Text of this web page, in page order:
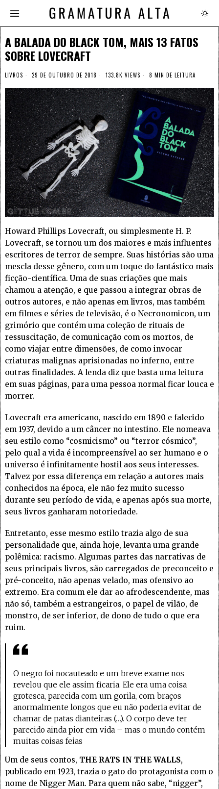
A BALADA DO BLACK TOM, MAIS 13 FATOS
SOBRE LOVECRAFT
LIVROS 29 DE OUTUBRO DE 2018 133.8K VIEWS 8 MIN DE LEITURA
Howard Phillips Lovecraft, ou simplesmente H. P.
Lovecraft, se tornou um dos maiores e mais influentes
escritores de terror de sempre. Suas histórias são uma
mescla desse gênero, com um toque do fantástico mais
ficção-científica. Uma de suas criações que mais
chamou a atenção, e que passou a integrar obras de
outros autores, e não apenas em livros, mas também
em filmes e séries de televisão, é o Necronomicon, um
grimório que contém uma coleção de rituais de
ressuscitação, de comunicação com os mortos, de
como viajar entre dimensões, de como invocar
criaturas malignas aprisionadas no inferno, entre
outras finalidades. A lenda diz que basta uma leitura
em suas páginas, para uma pessoa normal ficar louca e
morrer.
Lovecraft era americano, nascido em 1890 e falecido
em 1937, devido a um câncer no intestino. Ele nomeava
seu estilo como “cosmicismo” ou “terror cósmico”,
pelo qual a vida é incompreensível ao ser humano e o
universo é infinitamente hostil aos seus interesses.
Talvez por essa diferença em relação a autores mais
conhecidos na época, ele não fez muito sucesso
durante seu período de vida, e apenas após sua morte,
seus livros ganharam notoriedade.
Entretanto, esse mesmo estilo trazia algo de sua
personalidade que, ainda hoje, levanta uma grande
polêmica: racismo. Algumas partes das narrativas de
seus principais livros, são carregados de preconceito e
pré-conceito, não apenas velado, mas ofensivo ao
extremo. Era comum ele dar ao afrodescendente, mas
não só, também a estrangeiros, o papel de vilão, de
monstro, de ser inferior, de dono de tudo o que era
ruim.
O negro foi nocauteado e um breve exame nos
revelou que ele assim ficaria. Ele era uma coisa
grotesca, parecida com um gorila, com braços
anormalmente longos que eu não poderia evitar de
chamar de patas dianteiras (…). O corpo deve ter
parecido ainda pior em vida – mas o mundo contém
muitas coisas feias
Um de seus contos, THE RATS IN THE WALLS,
publicado em 1923, trazia o gato do protagonista com o
nome de Nigger Man. Para quem não sabe, “nigger”,